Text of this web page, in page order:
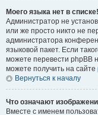
Моего языка нет в списке!
Администратор не
или же просто никто не
администратора
языковой пакет. Если
можете перевести phpBB
можете получить на сайте
Вернуться к началу
Что означают
Вместе с именем